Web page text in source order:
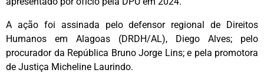
A ação foi assinada pelo defensor regional de Direitos
Humanos em Alagoas (DRDH/AL), Diego Alves; pelo
procurador da República Bruno Jorge Lins; e pela promotora
de Justiça Micheline Laurindo.